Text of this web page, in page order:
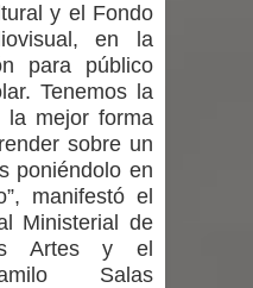
y el Fondo
en la
para público
Tenemos la
la mejor forma
sobre un
poniéndolo en
manifestó el
Ministerial de
Artes y el
Salas